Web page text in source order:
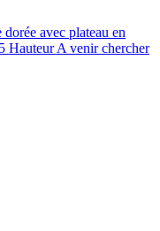
avec plateau en
Hauteur A venir chercher